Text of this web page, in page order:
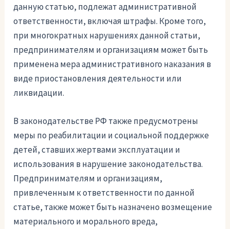
данную статью, подлежат административной
ответственности, включая штрафы. Кроме того,
при многократных нарушениях данной статьи,
предпринимателям и организациям может быть
применена мера административного наказания в
виде приостановления деятельности или
ликвидации.
В законодательстве РФ также предусмотрены
меры по реабилитации и социальной поддержке
детей, ставших жертвами эксплуатации и
использования в нарушение законодательства.
Предпринимателям и организациям,
привлеченным к ответственности по данной
статье, также может быть назначено возмещение
материального и морального вреда,